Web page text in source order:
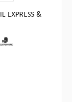
EXPRESS &